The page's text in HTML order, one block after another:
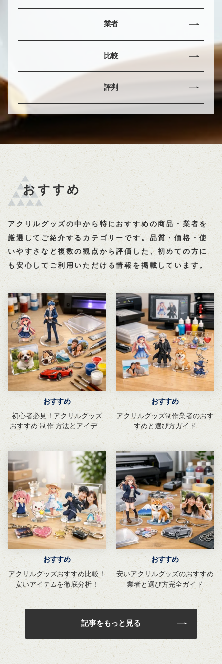
業者
比較
評判
おすすめ
アクリルグッズの中から特におすすめの商品・業者を
厳選してご紹介するカテゴリーです。品質・価格・使
いやすさなど複数の観点から評価した、初めての方に
も安心してご利用いただける情報を掲載しています。
おすすめ
初心者必見！アクリルグッズ
おすすめ 制作 方法とアイデア
おすすめ
アクリルグッズ制作業者のおす
すめと選び方ガイド
おすすめ
アクリルグッズおすすめ比較！
安いアイテムを徹底分析！
おすすめ
安いアクリルグッズのおすすめ
業者と選び方完全ガイド
記事をもっと見る